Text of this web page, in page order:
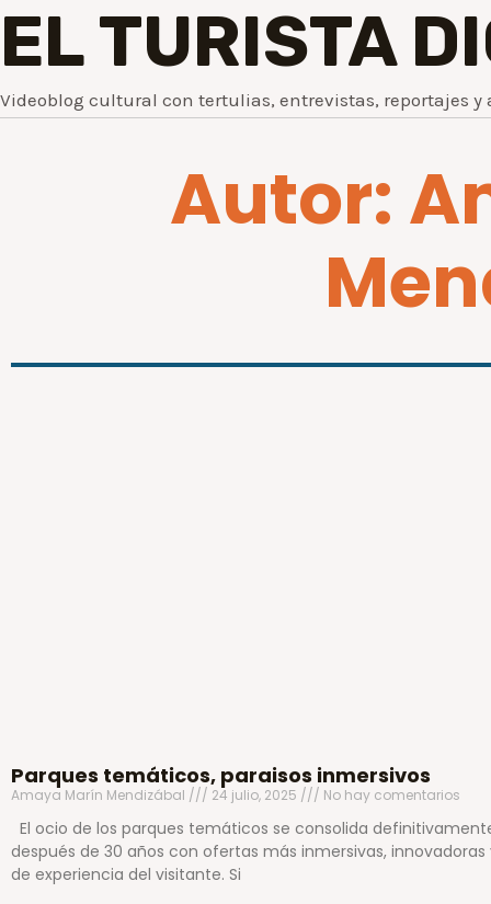
EL TURISTA
Videoblog cultural con tertulias, entrevistas, reportajes y
Autor:
Parques temáticos, paraisos inmersivos
Amaya Marín Mendizábal 24 julio, 2025 No hay comentarios
El ocio de los parques temáticos se consolida
después de 30 años con ofertas más inmersivas, innovadoras
de experiencia del visitante. Si